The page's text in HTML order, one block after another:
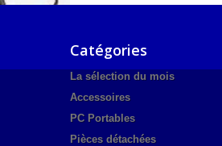
Catégories
La sélection du mois
Accessoires
PC Portables
Pièces détachées